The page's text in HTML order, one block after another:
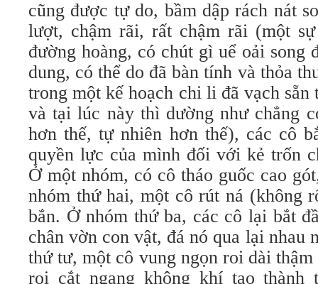
cũng được tự do, bầm dập rách nát
lượt, chậm rãi, rất chậm rãi (một
đường hoàng, có chút gì uể oải song
dung, có thể do đã bàn tính và thỏa
trong một kế hoạch chi li đã vạch sẵn
và tại lúc này thì dường như chẳng
hơn thế, tự nhiên hơn thế), các cô
quyền lực của mình đối với kẻ trốn
Ở một nhóm, có cô tháo guốc cao
nhóm thứ hai, một cô rút ná (không
bắn. Ở nhóm thứ ba, các cô lại bắt
chân vờn con vật, đá nó qua lại nhau
thứ tư, một cô vung ngọn roi dài
roi cắt ngang không khí tạo